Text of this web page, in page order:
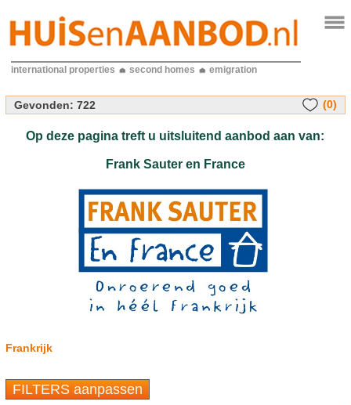
international properties second homes emigration
Gevonden: 722 (0)
Op deze pagina treft u uitsluitend aanbod aan van:
Frank Sauter en France
Frankrijk
FILTERS aanpassen